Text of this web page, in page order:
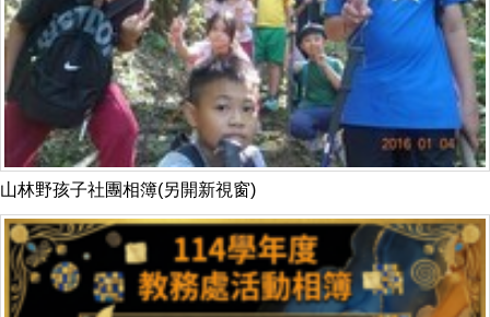
山林野孩子社團相簿(另開新視窗)